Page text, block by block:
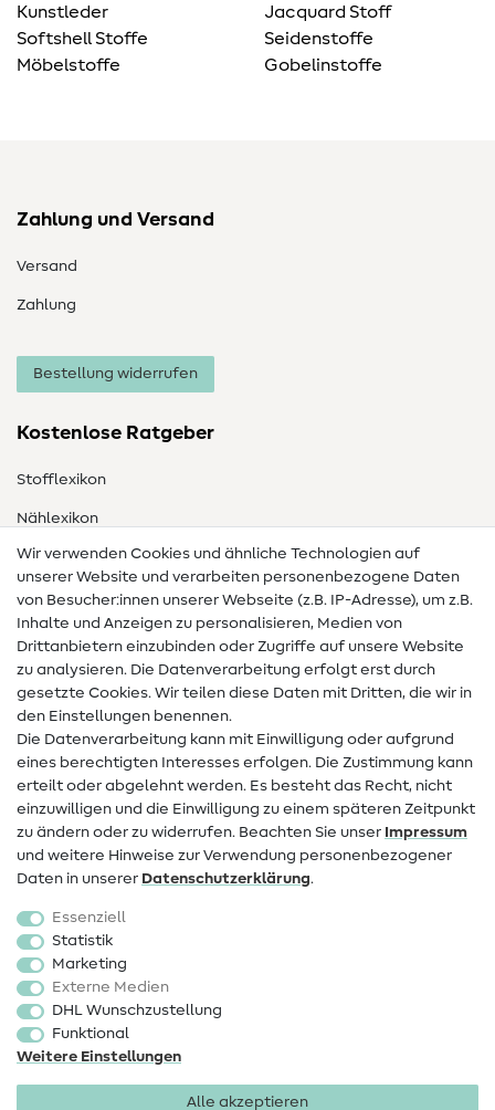
Kunstleder
Softshell Stoffe
Möbelstoffe
Jacquard Stoff
Seidenstoffe
Gobelinstoffe
Zahlung und Versand
Versand
Zahlung
Bestellung widerrufen
Kostenlose Ratgeber
Stofflexikon
Nählexikon
Nähanleitungen
Hilfe & Kontakt
Kontakt
Infos zum Betreiberwechsel
Widerrufsrecht
Beliebt
Stoffe
Sale
Schnittmuster
Wir verwenden Cookies und ähnliche Technologien auf
unserer Website und verarbeiten personenbezogene Daten
von Besucher:innen unserer Webseite (z.B. IP-Adresse), um z.B.
Inhalte und Anzeigen zu personalisieren, Medien von
Drittanbietern einzubinden oder Zugriffe auf unsere Website
zu analysieren. Die Datenverarbeitung erfolgt erst durch
gesetzte Cookies. Wir teilen diese Daten mit Dritten, die wir in
den Einstellungen benennen.
Die Datenverarbeitung kann mit Einwilligung oder aufgrund
eines berechtigten Interesses erfolgen. Die Zustimmung kann
erteilt oder abgelehnt werden. Es besteht das Recht, nicht
einzuwilligen und die Einwilligung zu einem späteren Zeitpunkt
zu ändern oder zu widerrufen. Beachten Sie unser Impressum
und weitere Hinweise zur Verwendung personenbezogener
Daten in unserer Daten­schutz­erklärung.
Essenziell
Statistik
Marketing
Externe Medien
DHL Wunschzustellung
Funktional
Weitere Einstellungen
Alle akzeptieren